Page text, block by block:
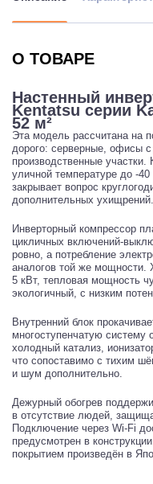
О ТОВАРЕ
Настенный
Kentatsu серии
52 м²
Эта модель рассчитана на
дорого: серверные, офисы
производственные
уличной температуре до -
закрывает вопрос
дополнительных ухищрений.
Инверторный компрессор
цикличных включений-
ровно, а потребление
аналогов той же мощности.
5 кВт, тепловая мощность
экологичный, с низким
Внутренний блок
многоступенчатую систему
холодный катализ,
что сопоставимо с тихим
и шум дополнительно.
Дежурный обогрев
в отсутствие людей,
Подключение через Wi-Fi
предусмотрен в
покрытием произведён в